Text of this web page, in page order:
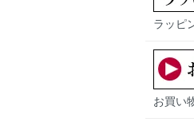
ラッピ
お買い